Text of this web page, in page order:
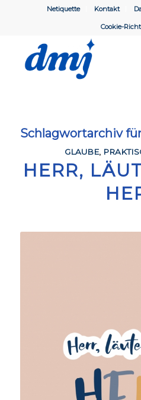
Netiquette Kontakt
Cookie-
Schlagwortarchiv
GLAUBE,
HERR,